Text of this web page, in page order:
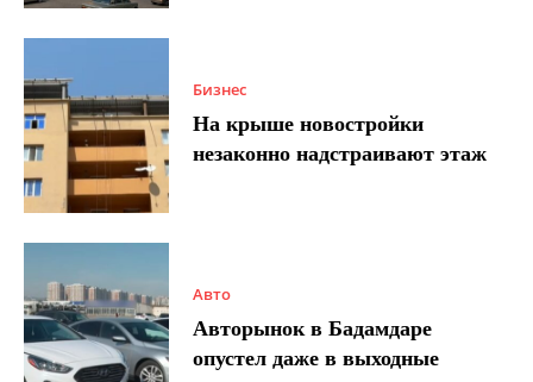
Бизнес
На крыше новостройки
незаконно надстраивают этаж
Авто
Авторынок в Бадамдаре
опустел даже в выходные